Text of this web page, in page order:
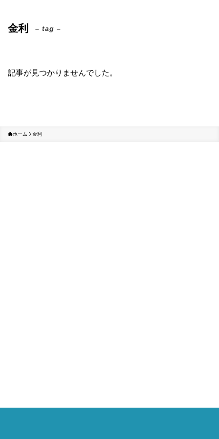
金利 – tag –
記事が見つかりませんでした。
ホーム 金利